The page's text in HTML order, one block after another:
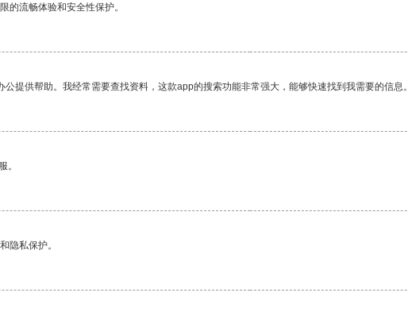
的流畅体验和安全性保护。
提供帮助。我经常需要查找资料，这款app的搜索功能非常强大，能够快速找到我需要的信息。
。
隐私保护。